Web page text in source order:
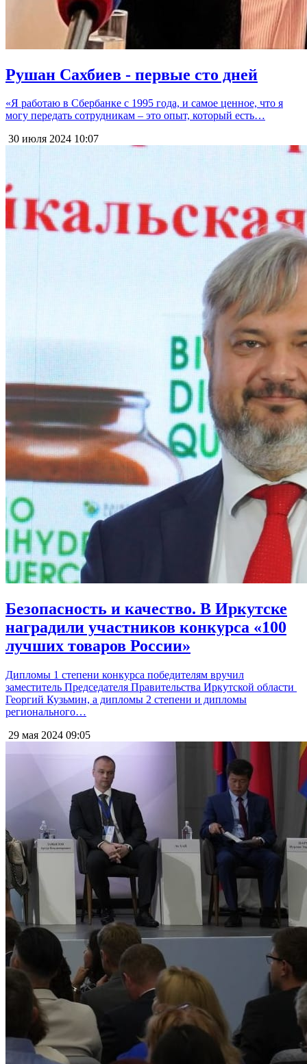
Рушан Сахбиев - первые сто дней
«Я работаю в Сбербанке с 1995 года, и самое ценное, что я
могу передать сотрудникам – это опыт, который есть…
30 июля 2024 10:07
Безопасность и качество. В Иркутске
наградили участников конкурса «100
лучших товаров России»
Дипломы 1 степени конкурса победителям вручил
заместитель Председателя Правительства Иркутской области
Георгий Кузьмин, а дипломы 2 степени и дипломы
регионального…
29 мая 2024 09:05